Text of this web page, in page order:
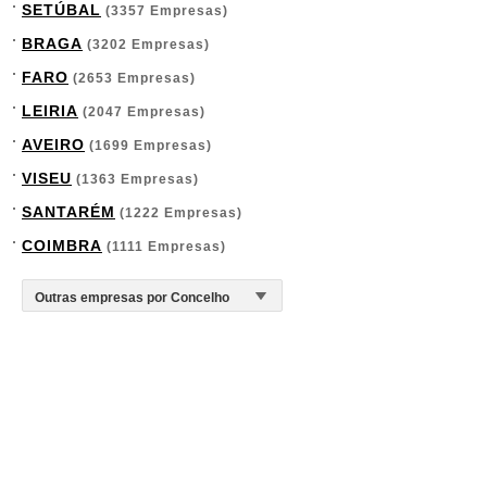
SETÚBAL (3357 Empresas)
BRAGA (3202 Empresas)
FARO (2653 Empresas)
LEIRIA (2047 Empresas)
AVEIRO (1699 Empresas)
VISEU (1363 Empresas)
SANTARÉM (1222 Empresas)
COIMBRA (1111 Empresas)